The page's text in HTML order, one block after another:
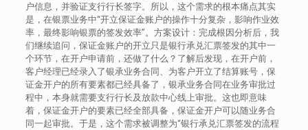
户信息，并验证支行行长签字。所以，这个需求的根本痛点其实
是，在银票业务中“开立保证金账户的操作十分复杂，影响作业效
率，最终影响银票的签发效率”。方案设计：完成根因分析后，我
们继续追问，保证金账户的开立只是银行承兑汇票签发的其中一
个环节，在开户申请前，还做了什么？了解后发现，在开户前，
客户经理已经录入了银承业务合同、为客户开立了结算账号，保
证金开户的所有要素都已经具备了，银承业务合同在业务审批过
程中，本身就需要支行行长及放款中心线上审批。这也即意味
着，保证金开户的要素已经全部具备，保证金开户可以随业务合
同一起审批。于是，这个需求被调整为“银行承兑汇票签发的流程